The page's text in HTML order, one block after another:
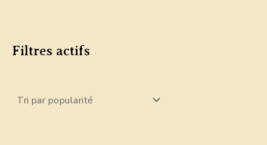
Filtres actifs